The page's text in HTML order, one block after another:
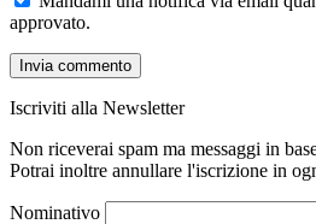
approvato.
Iscriviti alla Newsletter
Non riceverai spam ma messaggi in
Potrai inoltre annullare l'iscrizione in
Nominativo